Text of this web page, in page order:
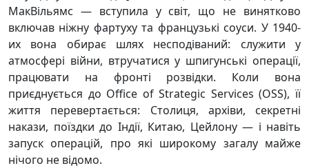
МакВільямс — вступила у світ, що не винятково
включав ніжну фартуху та французькі соуси. У 1940-
их вона обирає шлях несподіваний: служити у
атмосфері війни, втручатися у шпигунські операції,
працювати на фронті розвідки. Коли вона
приєднується до Office of Strategic Services (OSS), її
життя перевертається: Столиця, архіви, секретні
накази, поїздки до Індії, Китаю, Цейлону — і навіть
запуск операцій, про які широкому загалу майже
нічого не відомо.